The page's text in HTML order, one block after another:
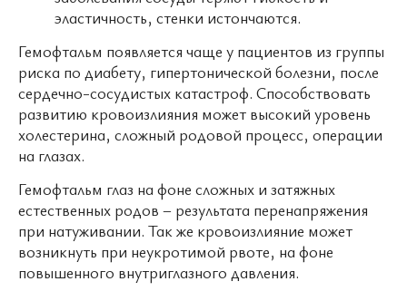
эластичность, стенки истончаются.
Гемофтальм появляется чаще у пациентов из группы
риска по диабету, гипертонической болезни, после
сердечно-сосудистых катастроф. Способствовать
развитию кровоизлияния может высокий уровень
холестерина, сложный родовой процесс, операции
на глазах.
Гемофтальм глаз на фоне сложных и затяжных
естественных родов – результата перенапряжения
при натуживании. Так же кровоизлияние может
возникнуть при неукротимой рвоте, на фоне
повышенного внутриглазного давления.